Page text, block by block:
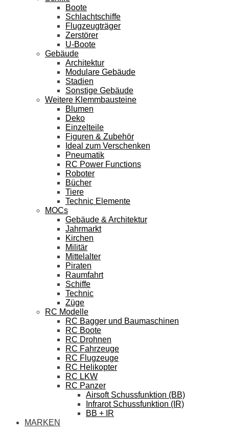
Boote
Schlachtschiffe
Flugzeugträger
Zerstörer
U-Boote
Gebäude
Architektur
Modulare Gebäude
Stadien
Sonstige Gebäude
Weitere Klemmbausteine
Blumen
Deko
Einzelteile
Figuren & Zubehör
Ideal zum Verschenken
Pneumatik
RC Power Functions
Roboter
Bücher
Tiere
Technic Elemente
MOCs
Gebäude & Architektur
Jahrmarkt
Kirchen
Militär
Mittelalter
Piraten
Raumfahrt
Schiffe
Technic
Züge
RC Modelle
RC Bagger und Baumaschinen
RC Boote
RC Drohnen
RC Fahrzeuge
RC Flugzeuge
RC Helikopter
RC LKW
RC Panzer
Airsoft Schussfunktion (BB)
Infrarot Schussfunktion (IR)
BB + IR
MARKEN